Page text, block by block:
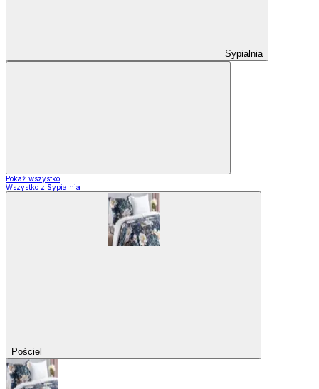
Sypialnia
Pokaż wszystko
Wszystko z Sypialnia
Pościel